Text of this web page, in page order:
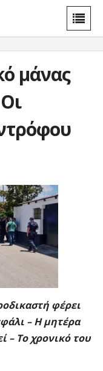
μάνας
φέρει
– Η μητέρα
– Το χρονικό του